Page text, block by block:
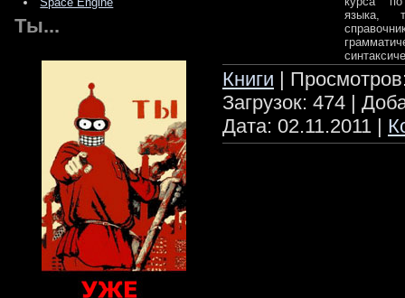
Ты...
языка,
Книги |
Загрузок: 474 |
Дата: 02.11.2011 |